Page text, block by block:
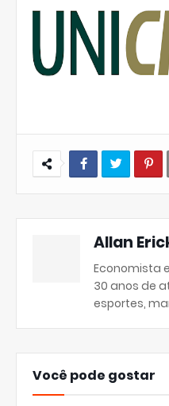
Allan
Economista
30 anos de
esportes,
Você pode gostar